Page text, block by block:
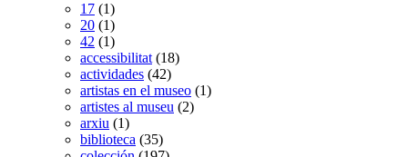
17 (1)
20 (1)
42 (1)
accessibilitat (18)
actividades (42)
artistas en el museo (1)
artistes al museu (2)
arxiu (1)
biblioteca (35)